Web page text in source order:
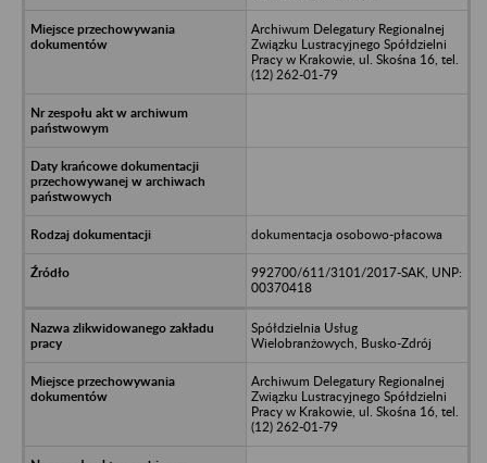
Archiwum Delegatury Regionalnej
Związku Lustracyjnego Spółdzielni
Pracy w Krakowie, ul. Skośna 16, tel.
(12) 262-01-79
dokumentacja osobowo-płacowa
992700/611/3101/2017-SAK, UNP:
00370418
Spółdzielnia Usług
Wielobranżowych, Busko-Zdrój
Archiwum Delegatury Regionalnej
Związku Lustracyjnego Spółdzielni
Pracy w Krakowie, ul. Skośna 16, tel.
(12) 262-01-79